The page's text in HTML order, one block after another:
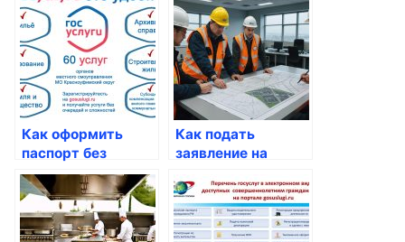
ребенка
Как оформить
паспорт без
отчества
Как подать
заявление на